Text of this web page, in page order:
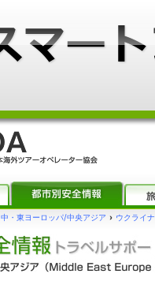
中・東ヨーロッパ/中央アジア › ウクライナ